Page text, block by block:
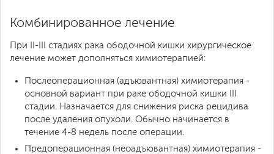
Комбинированное лечение
При II-III стадиях рака ободочной кишки хирургическое
лечение может дополняться химиотерапией:
Послеоперационная (адъювантная) химиотерапия -
основной вариант при раке ободочной кишки III
стадии. Назначается для снижения риска рецидива
после удаления опухоли. Обычно начинается в
течение 4-8 недель после операции.
Предоперационная (неоадъювантная) химиотерапия -